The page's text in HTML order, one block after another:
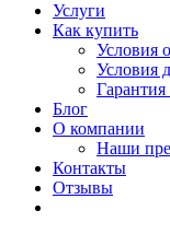
Услуги
Как купить
Условия
Условия
Гарантия
Блог
О компании
Наши
Контакты
Отзывы